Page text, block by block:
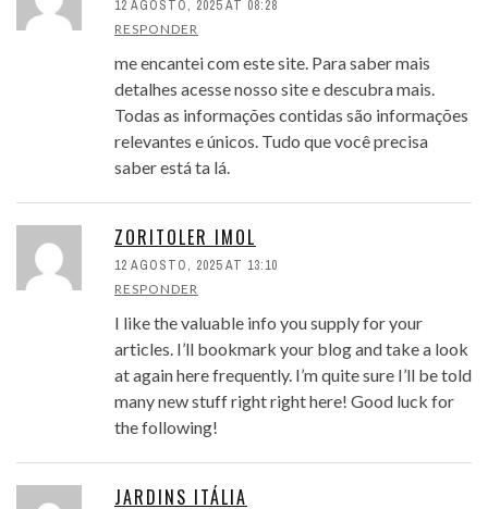
12 AGOSTO, 2025 AT 08:28
RESPONDER
me encantei com este site. Para saber mais
detalhes acesse nosso site e descubra mais.
Todas as informações contidas são informações
relevantes e únicos. Tudo que você precisa
saber está ta lá.
ZORITOLER IMOL
12 AGOSTO, 2025 AT 13:10
RESPONDER
I like the valuable info you supply for your
articles. I’ll bookmark your blog and take a look
at again here frequently. I’m quite sure I’ll be told
many new stuff right right here! Good luck for
the following!
JARDINS ITÁLIA